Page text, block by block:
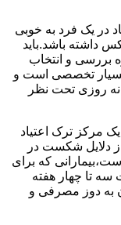
در یک فرد به خوبی
داشته باشد.باید
بررسی و انتخاب
بسیار تخصصی است و
روزی تحت نظر
یک مرکز ترک اعتیاد
از دلایل شکست در
که برای
سه تا چهار هفته
به دوز مصرفی و